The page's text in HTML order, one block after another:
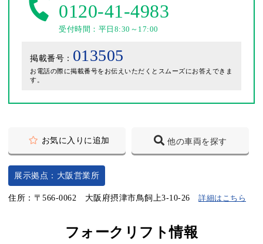
展示拠点：大阪営業所
住所：〒566-0062 大阪府摂津市鳥飼上3-10-26 詳細はこちら
フォークリフト情報
0120-41-4983
受付時間：平日8:30～17:00
掲載番号： 013505
お電話の際に掲載番号をお伝えいただくとスムーズにお答えできま
す。
お気に入りに追加 他の車両を探す